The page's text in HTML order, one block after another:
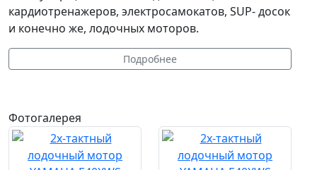
кардиотренажеров, электросамокатов, SUP- досок
и конечно же, лодочных моторов.
Подробнее
Фотогалерея